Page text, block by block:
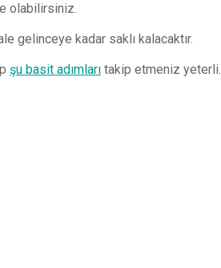
olabilirsiniz.
gelinceye kadar saklı kalacaktır.
şu basit adımları takip etmeniz yeterli.